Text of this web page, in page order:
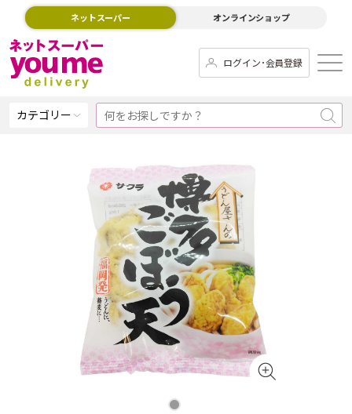
ネットスーパー オンラインショップ
ログイン･会員登録
カテゴリー